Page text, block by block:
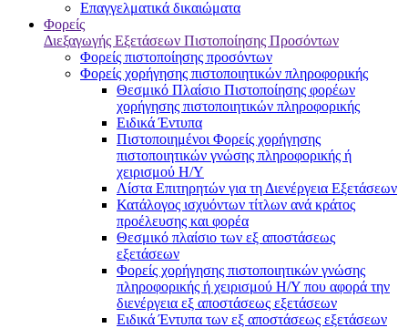
Επαγγελματικά δικαιώματα
Φορείς
Διεξαγωγής Εξετάσεων Πιστοποίησης Προσόντων
Φορείς πιστοποίησης προσόντων
Φορείς χορήγησης πιστοποιητικών πληροφορικής
Θεσμικό Πλαίσιο Πιστοποίησης φορέων
χορήγησης πιστοποιητικών πληροφορικής
Ειδικά Έντυπα
Πιστοποιημένοι Φορείς χορήγησης
πιστοποιητικών γνώσης πληροφορικής ή
χειρισμού Η/Υ
Λίστα Επιτηρητών για τη Διενέργεια Εξετάσεων
Κατάλογος ισχυόντων τίτλων ανά κράτος
προέλευσης και φορέα
Θεσμικό πλαίσιο των εξ αποστάσεως
εξετάσεων
Φορείς χορήγησης πιστοποιητικών γνώσης
πληροφορικής ή χειρισμού Η/Υ που αφορά την
διενέργεια εξ αποστάσεως εξετάσεων
Ειδικά Έντυπα των εξ αποστάσεως εξετάσεων